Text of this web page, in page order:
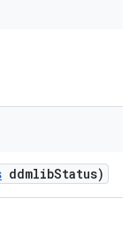
ddmlibStatus)